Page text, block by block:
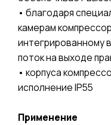
• благодаря
камерам
интегрированному
поток на выходе
• корпуса
исполнение IP55
Применение